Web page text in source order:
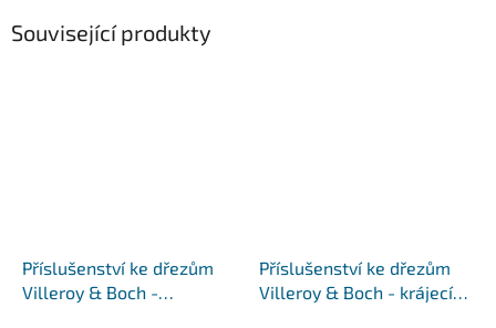
Související produkty
Příslušenství ke dřezům
Villeroy & Boch -
Příslušenství ke dřezům
Villeroy & Boch - krájecí